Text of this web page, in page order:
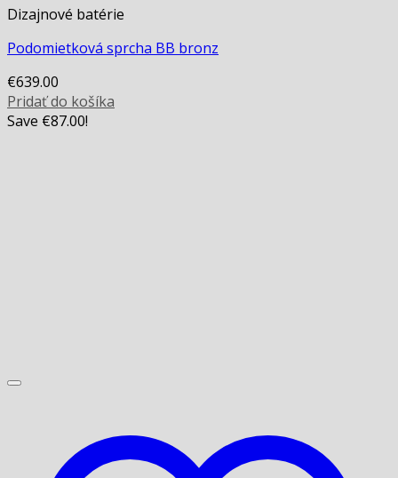
Dizajnové batérie
Podomietková sprcha BB bronz
€639.00
Pridať do košíka
Save €87.00!